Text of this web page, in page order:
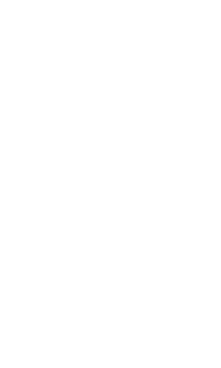
ли Лососнем
ветеранов или